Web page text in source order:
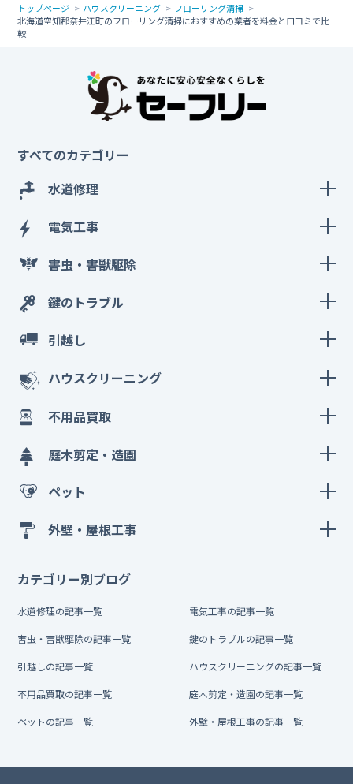
トップページ ハウスクリーニング
フローリング清掃
北海道空知郡奈井江町のフローリング清掃におすすめの業者を料金と口コミで比
較
すべてのカテゴリー
水道修理
電気工事
害虫・害獣駆除
鍵のトラブル
引越し
ハウスクリーニング
不用品買取
庭木剪定・造園
ペット
外壁・屋根工事
カテゴリー別ブログ
水道修理の記事一覧 電気工事の記事一覧
害虫・害獣駆除の記事一覧 鍵のトラブルの記事一覧
引越しの記事一覧 ハウスクリーニングの記事一覧
不用品買取の記事一覧 庭木剪定・造園の記事一覧
ペットの記事一覧 外壁・屋根工事の記事一覧